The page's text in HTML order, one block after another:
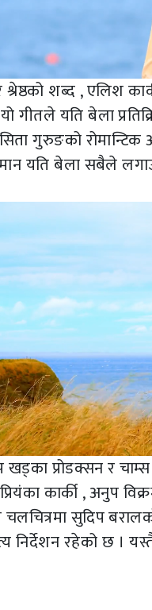
शब्द , एलिश
गीतले यति बेला
गुरुङको
यति बेला सबैले
प्रोडक्सन र चाम्स
कार्की , अनुप
सुदिप
निर्देशन रहेको छ ।